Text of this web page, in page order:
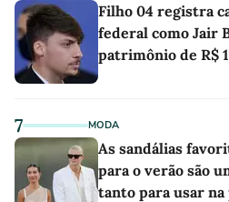
Filho 04 registra
federal como Jair
patrimônio de R$
7 MODA
As sandálias
para o verão são
tanto para usar